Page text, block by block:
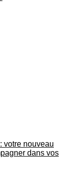
votre nouveau
dans vos